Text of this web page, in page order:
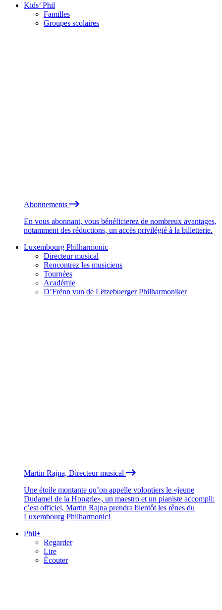
Kids’ Phil
Familles
Groupes scolaires
Abonnements
En vous abonnant, vous bénéficierez de nombreux avantages,
notamment des réductions, un accès privilégié à la billetterie.
Luxembourg Philharmonic
Directeur musical
Rencontrez les musiciens
Tournées
Académie
D’Frënn vun de Lëtzebuerger Philharmoniker
Martin Rajna, Directeur musical
Une étoile montante qu’on appelle volontiers le «jeune
Dudamel de la Hongrie», un maestro et un pianiste accompli:
c’est officiel, Martin Rajna prendra bientôt les rênes du
Luxembourg Philharmonic!
Phil+
Regarder
Lire
Écouter